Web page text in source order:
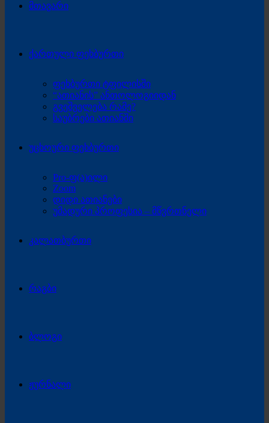
მთავარი
ქართული ფეხბურთი
ფეხბურთი ტფილისში
“ათიანის” ანთოლოგიიდან
გვეშველება რამე?
საუბრები ათიანში
უცხოური ფეხბურთი
Pro-ფ(ა)ილი
Zoom
დიდი ათიანები
უმადური პროფესია – მწვრთნელი
კალათბურთი
რაგბი
ბლოგი
ჟურნალი